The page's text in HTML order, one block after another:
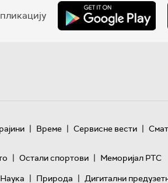
| Време | Сервисне вести |
| Остали спортови | Меморијал РТС
Наука | Природа | Дигитални